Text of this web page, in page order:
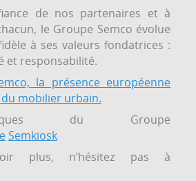
de nos partenaires et à
le Groupe Semco évolue
à ses valeurs fondatrices :
et responsabilité.
la présence européenne
du mobilier urbain.
du Groupe
Semkiosk
plus, n’hésitez pas à